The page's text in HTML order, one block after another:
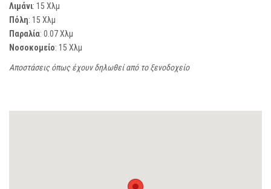
Λιμάνι: 15 Χλμ
Πόλη: 15 Χλμ
Παραλία: 0.07 Χλμ
Νοσοκομείο: 15 Χλμ
Αποστάσεις όπως έχουν δηλωθεί από το ξενοδοχείο